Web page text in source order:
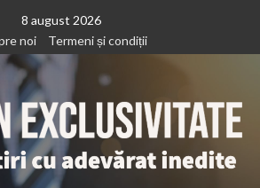
8 august 2026
noi
Termeni și condiții